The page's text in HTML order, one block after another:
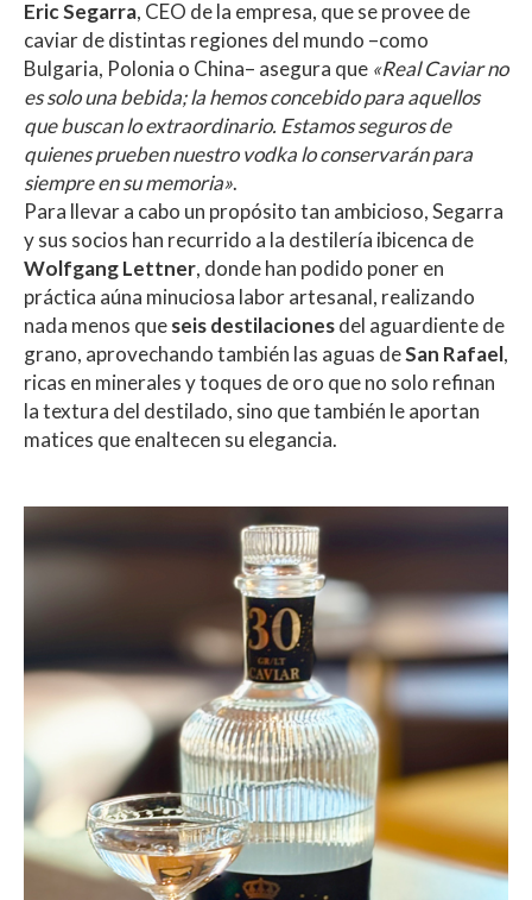
Eric Segarra, CEO de la empresa, que se provee de
caviar de distintas regiones del mundo –como
Bulgaria, Polonia o China– asegura que «Real Caviar no
es solo una bebida; la hemos concebido para aquellos
que buscan lo extraordinario. Estamos seguros de
quienes prueben nuestro vodka lo conservarán para
siempre en su memoria».
Para llevar a cabo un propósito tan ambicioso, Segarra
y sus socios han recurrido a la destilería ibicenca de
Wolfgang Lettner, donde han podido poner en
práctica aúna minuciosa labor artesanal, realizando
nada menos queseis destilacionesdel aguardiente de
grano, aprovechando también las aguas deSan Rafael,
ricas en minerales y toques de oro que no solo refinan
la textura del destilado, sino que también le aportan
matices que enaltecen su elegancia.